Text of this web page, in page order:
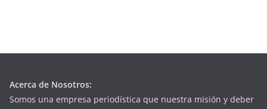
Acerca de Nosotros:
Somos una empresa periodística que nuestra misión y deber